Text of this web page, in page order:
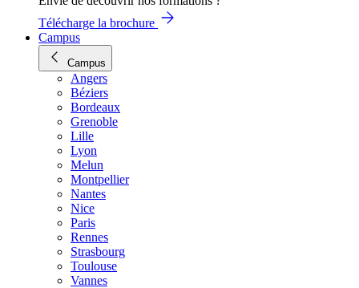
Télécharge la brochure
Campus
Campus
Angers
Béziers
Bordeaux
Grenoble
Lille
Lyon
Melun
Montpellier
Nantes
Nice
Paris
Rennes
Strasbourg
Toulouse
Vannes